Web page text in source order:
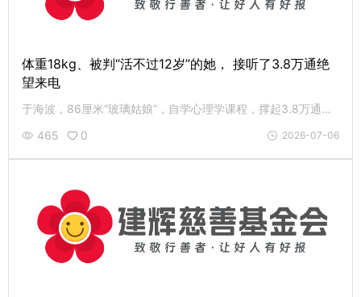
体重18kg、被判“活不过12岁”的她， 接听了3.8万通绝
望来电
于海波，86厘米“玻璃姑娘”，自学心理学课程，撑起3.8万通心语热线，织就 5000学子求学路与 120名残友尊严梦。现身体每况愈下，机构也面临困境。致敬点灯人于海波，愿这盏心灯一直亮下去。
465
0 2026-07-06